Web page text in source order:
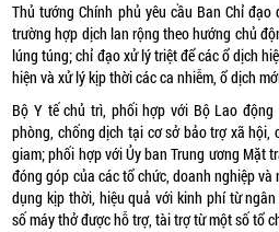
Thủ tướng Chính phủ yêu cầu Ban Chỉ
trường hợp dịch lan rộng theo hướng chủ
lúng túng; chỉ đạo xử lý triệt để các ổ dịch
hiện và xử lý kịp thời các ca nhiễm, ổ dịch
Bộ Y tế chủ trì, phối hợp với Bộ Lao
phòng, chống dịch tại cơ sở bảo trợ xã hội,
giam; phối hợp với Ủy ban Trung ương Mặt
đóng góp của các tổ chức, doanh nghiệp
dụng kịp thời, hiệu quả với kinh phí từ
số máy thở được hỗ trợ, tài trợ từ một số tổ